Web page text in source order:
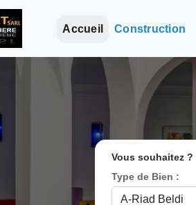
Accueil Construction
Vous souhaitez ?
Type de Bien :